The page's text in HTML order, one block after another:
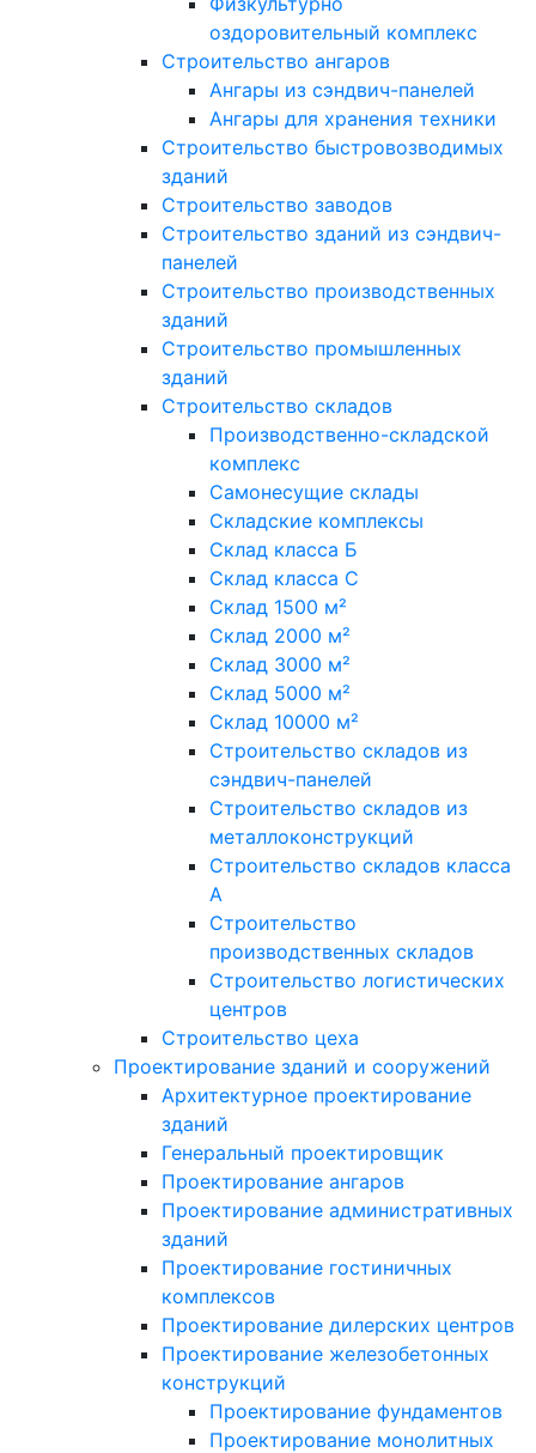
оздоровительный комплекс
Строительство ангаров
Ангары из сэндвич-панелей
Ангары для хранения техники
Строительство быстровозводимых
зданий
Строительство заводов
Строительство зданий из сэндвич-
панелей
Строительство производственных
зданий
Строительство промышленных
зданий
Строительство складов
Производственно-складской
комплекс
Самонесущие склады
Складские комплексы
Склад класса Б
Склад класса С
Склад 1500 м²
Склад 2000 м²
Склад 3000 м²
Склад 5000 м²
Склад 10000 м²
Строительство складов из
сэндвич-панелей
Строительство складов из
металлоконструкций
Строительство складов класса
А
Строительство
производственных складов
Строительство логистических
центров
Строительство цеха
Проектирование зданий и сооружений
Архитектурное проектирование
зданий
Генеральный проектировщик
Проектирование ангаров
Проектирование административных
зданий
Проектирование гостиничных
комплексов
Проектирование дилерских центров
Проектирование железобетонных
конструкций
Проектирование фундаментов
Проектирование монолитных